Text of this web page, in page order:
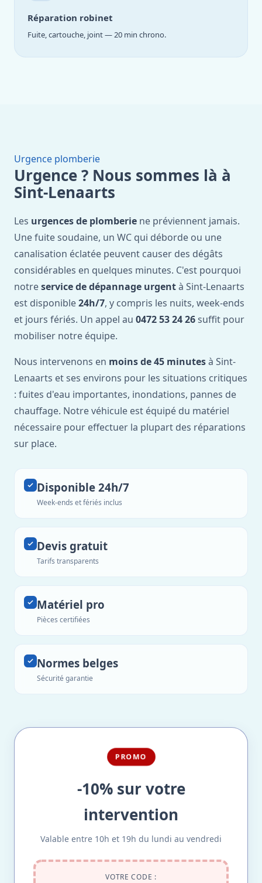
Réparation robinet
Fuite, cartouche, joint — 20 min chrono.
Urgence plomberie
Urgence ? Nous sommes là à
Sint-Lenaarts
Les urgences de plomberie ne préviennent jamais.
Une fuite soudaine, un WC qui déborde ou une
canalisation éclatée peuvent causer des dégâts
considérables en quelques minutes. C'est pourquoi
notreservice de dépannage urgentà Sint-Lenaarts
est disponible24h/7, y compris les nuits, week-ends
et jours fériés. Un appel au 0472 53 24 26 suffit pour
mobiliser notre équipe.
Nous intervenons en moins de 45 minutesà Sint-
Lenaarts et ses environs pour les situations critiques
: fuites d'eau importantes, inondations, pannes de
chauffage. Notre véhicule est équipé du matériel
nécessaire pour effectuer la plupart des réparations
sur place.
Disponible 24h/7
Week-ends et fériés inclus
Devis gratuit
Tarifs transparents
Matériel pro
Pièces certifiées
Normes belges
Sécurité garantie
PROMO
-10% sur votre
intervention
Valable entre 10h et 19h du lundi au vendredi
VOTRE CODE :